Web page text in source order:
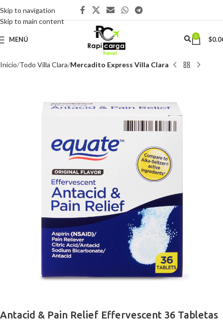
Skip to navigation
Skip to main content
MENÚ 0 $
Inicio Todo Villa Clara Mercadito Express Villa Clara
Antacid & Pain Relief Effervescent 36 Tabletas